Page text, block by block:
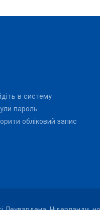
в систему
пароль
обліковий запис